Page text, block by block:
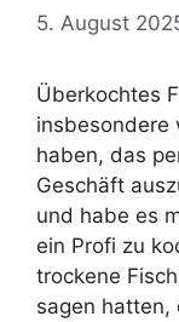
5. August
Überkochtes
insbesondere
haben, das
Geschäft
und habe es
ein Profi zu
trockene
sagen hatten,